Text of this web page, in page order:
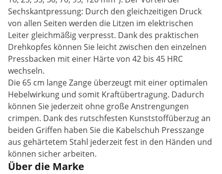
Sechskantpressung: Durch den gleichzeitigen Druck
von allen Seiten werden die Litzen im elektrischen
Leiter gleichmäßig verpresst. Dank des praktischen
Drehkopfes können Sie leicht zwischen den einzelnen
Pressbacken mit einer Härte von 42 bis 45 HRC
wechseln.
Die 65 cm lange Zange überzeugt mit einer optimalen
Hebelwirkung und somit Kraftübertragung. Dadurch
können Sie jederzeit ohne große Anstrengungen
crimpen. Dank des rutschfesten Kunststoffüberzug an
beiden Griffen haben Sie die Kabelschuh Presszange
aus gehärtetem Stahl jederzeit fest in den Händen und
können sicher arbeiten.
Über die Marke